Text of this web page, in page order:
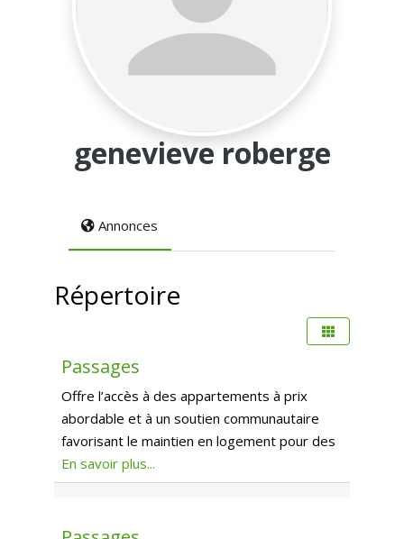
genevieve roberge
Annonces
Répertoire
Passages
Offre l’accès à des appartements à prix
abordable et à un soutien communautaire
favorisant le maintien en logement pour des
En savoir plus...